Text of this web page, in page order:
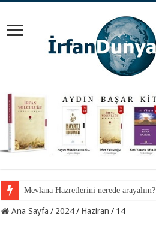
Mevlana Hazretlerini nerede arayalım?
Ana Sayfa / 2024 / Haziran / 14